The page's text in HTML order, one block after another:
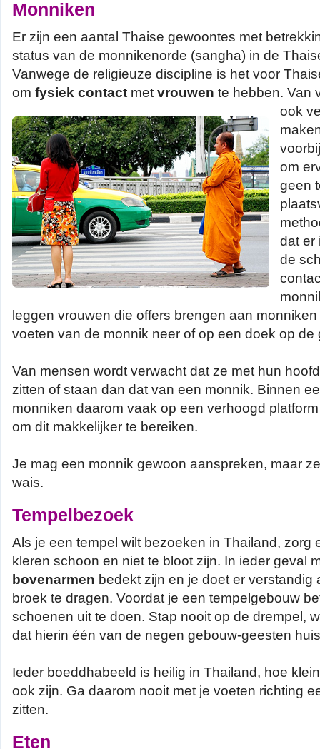
Monniken
Er zijn een aantal Thaise gewoontes met
status van de monnikenorde (sangha) in de
Vanwege de religieuze discipline is het voor
om fysiek contact met vrouwen te hebben. Van
ook
om
geen
dat er
de
leggen vrouwen die offers brengen aan
voeten van de monnik neer of op een doek op de
Van mensen wordt verwacht dat ze met hun
zitten of staan dan dat van een monnik. Binnen
monniken daarom vaak op een verhoogd
om dit makkelijker te bereiken.
Je mag een monnik gewoon aanspreken, maar
wais.
Tempelbezoek
Als je een tempel wilt bezoeken in Thailand, zorg
kleren schoon en niet te bloot zijn. In ieder geval
bovenarmen bedekt zijn en je doet er verstandig
broek te dragen. Voordat je een tempelgebouw
schoenen uit te doen. Stap nooit op de drempel,
dat hierin één van de negen gebouw-geesten
Ieder boeddhabeeld is heilig in Thailand, hoe
ook zijn. Ga daarom nooit met je voeten richting
zitten.
Eten